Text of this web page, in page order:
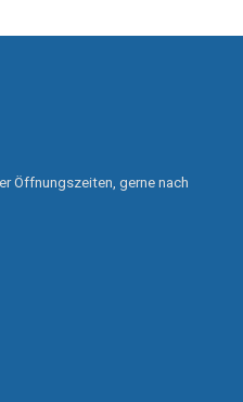
Öffnungszeiten, gerne nach